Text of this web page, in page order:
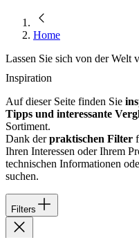
Home
Lassen Sie sich von der Welt
Inspiration
Auf dieser Seite finden Sie
Tipps und interessante
Sortiment.
Dank derpraktischen Filter
Ihren Interessen oder Ihrem
technischen Informationen
suchen.
Filters